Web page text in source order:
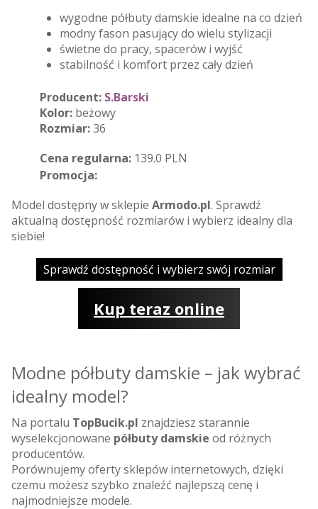
wygodne półbuty damskie idealne na co dzień
modny fason pasujący do wielu stylizacji
świetne do pracy, spacerów i wyjść
stabilność i komfort przez cały dzień
Producent: S.Barski
Kolor: beżowy
Rozmiar:36
Cena regularna: 139.0 PLN
Promocja:
Model dostępny w sklepie Armodo.pl. Sprawdź
aktualną dostępność rozmiarów i wybierz idealny dla
siebie!
Sprawdź dostępność i wybierz swój rozmiar
Kup teraz online
Modne półbuty damskie – jak wybrać
idealny model?
Na portalu TopBucik.pl znajdziesz starannie
wyselekcjonowane półbuty damskie od różnych
producentów.
Porównujemy oferty sklepów internetowych, dzięki
czemu możesz szybko znaleźć najlepszą cenę i
najmodniejsze modele.